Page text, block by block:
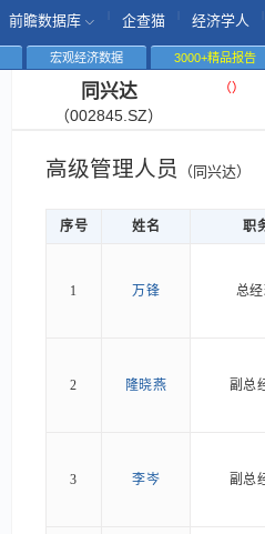
前瞻数据库 企查猫 经济学人
宏观经济数据 3000+精品报告
同兴达
（002845.SZ）
（）
高级管理人员 （同兴达）
序号 姓名 职
1 万锋 总
2 隆晓燕 副总
3 李岑 副总